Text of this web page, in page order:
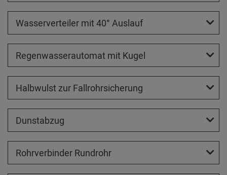
Wasserverteiler mit 40° Auslauf
Regenwasserautomat mit Kugel
Halbwulst zur Fallrohrsicherung
Dunstabzug
Rohrverbinder Rundrohr